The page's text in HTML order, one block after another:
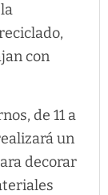
con
de 11 a
un
decorar